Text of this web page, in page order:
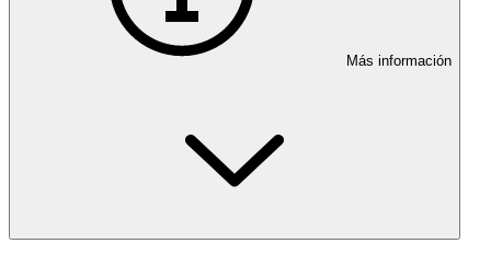
Más información